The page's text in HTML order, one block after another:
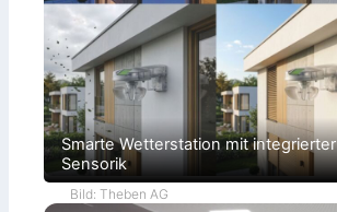
Smarte Wetterstation mit integrierter
Sensorik
Bild: Theben AG